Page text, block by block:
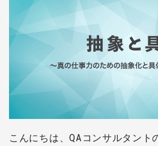
こんにちは、QAコンサルタント